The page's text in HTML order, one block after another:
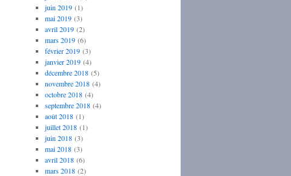
juin 2019(1)
mai 2019(3)
avril 2019(2)
mars 2019(6)
février 2019(3)
janvier 2019(4)
décembre 2018(5)
novembre 2018(4)
octobre 2018(4)
septembre 2018(4)
août 2018(1)
juillet 2018(1)
juin 2018(3)
mai 2018(3)
avril 2018(6)
mars 2018(2)